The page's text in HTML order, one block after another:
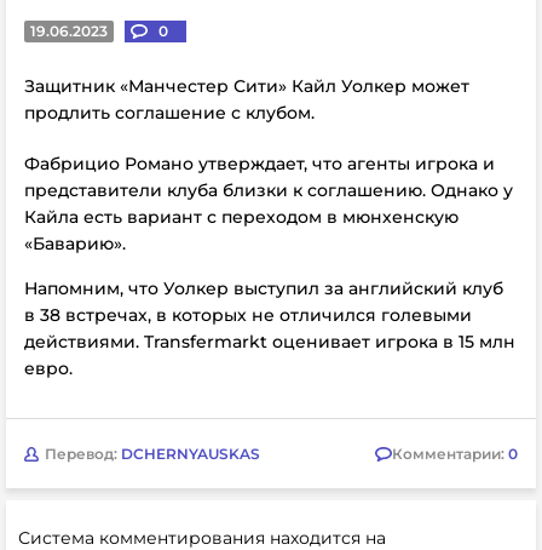
19.06.2023 0
Защитник «Манчестер Сити» Кайл Уолкер может
продлить соглашение с клубом.
Фабрицио Романо утверждает, что агенты игрока и
представители клуба близки к соглашению. Однако у
Кайла есть вариант с переходом в мюнхенскую
«Баварию».
Напомним, что Уолкер выступил за английский клуб
в 38 встречах, в которых не отличился голевыми
действиями. Transfermarkt оценивает игрока в 15 млн
евро.
Перевод: DCHERNYAUSKAS Комментарии: 0
Система комментирования находится на